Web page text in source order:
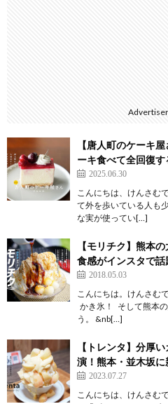
【唐人町のケーキ
ーキ食べて全回復
2025.06.30
こんにちは、けんさむ
て外を歩いている人も
な実が使ってい[…]
【モリチク】熊本
食感がインスタで話
2018.05.03
こんにちは。けんさむ
かき氷！ そして熊本
う。 &nb[…]
【トレンタ】分厚
演！熊本・並木坂に
2023.07.27
こんにちは、けんさむ